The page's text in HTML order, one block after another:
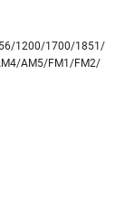
1200/1700/1851­/
AM5/FM1/FM2/